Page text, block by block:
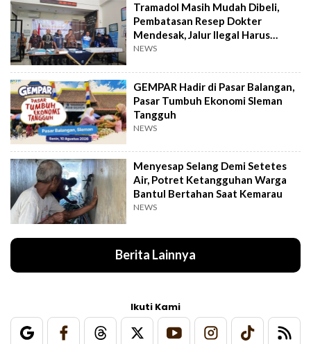
Tramadol Masih Mudah Dibeli,
Pembatasan Resep Dokter
Mendesak, Jalur Ilegal Harus
Distop
NEWS
GEMPAR Hadir di Pasar Balangan,
Pasar Tumbuh Ekonomi Sleman
Tangguh
NEWS
Menyesap Selang Demi Setetes
Air, Potret Ketangguhan Warga
Bantul Bertahan Saat Kemarau
NEWS
Berita Lainnya
Ikuti Kami